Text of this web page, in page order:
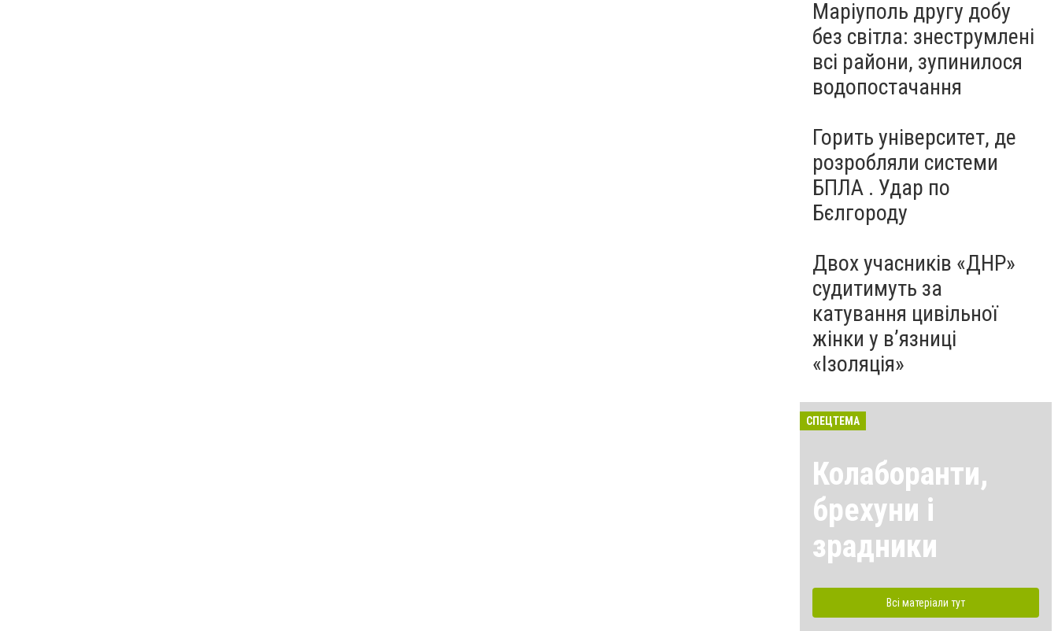
Маріуполь другу добу
без світла: знеструмлені
всі райони, зупинилося
водопостачання
Горить університет, де
розробляли системи
БПЛА . Удар по
Бєлгороду
Двох учасників «ДНР»
судитимуть за
катування цивільної
жінки у в’язниці
«Ізоляція»
СПЕЦТЕМА
Колаборанти,
брехуни і
зрадники
Всі матеріали тут